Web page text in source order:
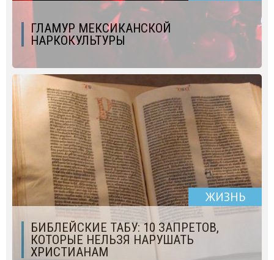
ГЛАМУР МЕКСИКАНСКОЙ
НАРКОКУЛЬТУРЫ
ЖИЗНЬ
БИБЛЕЙСКИЕ ТАБУ: 10 ЗАПРЕТОВ,
КОТОРЫЕ НЕЛЬЗЯ НАРУШАТЬ
ХРИСТИАНАМ